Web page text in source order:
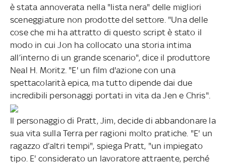
è stata annoverata nella "lista nera" delle migliori
sceneggiature non prodotte del settore. "Una delle
cose che mi ha attratto di questo script è stato il
modo in cui Jon ha collocato una storia intima
all’interno di un grande scenario", dice il produttore
Neal H. Moritz. "E' un film d'azione con una
spettacolarità epica, ma tutto dipende dai due
incredibili personaggi portati in vita da Jen e Chris".
Il personaggio di Pratt, Jim, decide di abbandonare la
sua vita sulla Terra per ragioni molto pratiche. "E' un
ragazzo d’altri tempi", spiega Pratt, "un impiegato
tipo. E' considerato un lavoratore attraente, perché